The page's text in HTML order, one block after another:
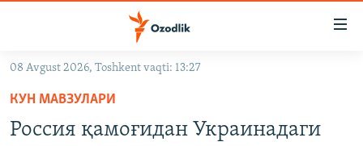
Асосий
навигацияга
ўтинг
08 Avgust 2026, Toshkent vaqti: 13:27
КУН МАВЗУЛАРИ
Россия қамоғидан Украинадаги